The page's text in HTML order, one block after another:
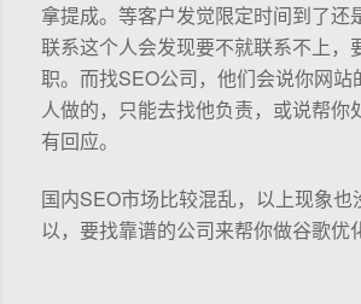
拿提成。等客户发觉限定时间到了还
联系这个人会发现要不就联系不上，
职。而找SEO公司，他们会说你网站
人做的，只能去找他负责，或说帮你
有回应。
国内SEO市场比较混乱，以上现象也
以，要找靠谱的公司来帮你做谷歌优